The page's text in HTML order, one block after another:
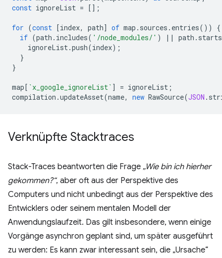
const ignoreList = [];
for (const [index, path] of map . sources . entries())
{
if (path . includes( '/node_modules/' ) || path .
ignoreList .push(index);
}
}
map[ `x_google_ignoreList` ] = ignoreList ;
compilation .updateAsset(name, new RawSource(JSON .
Verknüpfte Stacktraces
Stack-Traces beantworten die Frage „Wie bin ich hierher
gekommen?“, aber oft aus der Perspektive des
Computers und nicht unbedingt aus der Perspektive des
Entwicklers oder seinem mentalen Modell der
Anwendungslaufzeit. Das gilt insbesondere, wenn einige
Vorgänge asynchron geplant sind, um später ausgeführt
zu werden: Es kann zwar interessant sein, die „Ursache“